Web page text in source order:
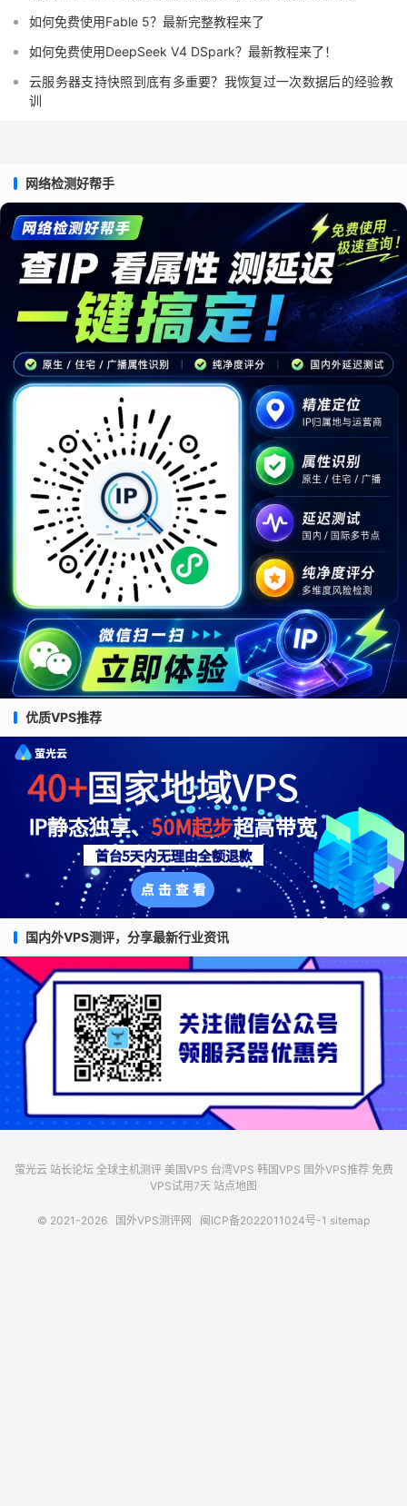
如何免费使用Fable 5？最新完整教程来了
如何免费使用DeepSeek V4 DSpark？最新教程来了！
云服务器支持快照到底有多重要？我恢复过一次数据后的经验教
训
网络检测好帮手
优质VPS推荐
国内外VPS测评，分享最新行业资讯
萤光云 站长论坛 全球主机测评 美国VPS 台湾VPS 韩国VPS 国外VPS推荐 免费
VPS试用7天 站点地图
© 2021-2026 国外VPS测评网 闽ICP备2022011024号-1 sitemap